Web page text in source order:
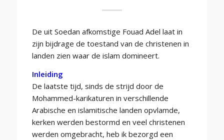
De uit Soedan afkomstige Fouad Adel laat in
zijn bijdrage de toestand van de christenen in
landen zien waar de islam domineert.
Inleiding
De laatste tijd, sinds de strijd door de
Mohammed-karikaturen in verschillende
Arabische en islamitische landen opvlamde,
kerken werden bestormd en veel christenen
werden omgebracht, heb ik bezorgd een